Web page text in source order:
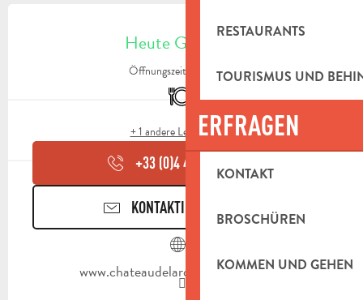
RESTAURANTS
TOURISMUS UND
ERFRAGEN
KONTAKT
BROSCHÜREN
KOMMEN UND GEHEN
ÖFFNUNGSZEITEN &
Heute Geöffnet
Öffnungszeiten ansehen
Restaurant
+ 1 andere Leistung(en)
+33 (0)4 42 98 81
KONTAKTIEREN SIE UNS
www.chateaudelaroqueforcade.com